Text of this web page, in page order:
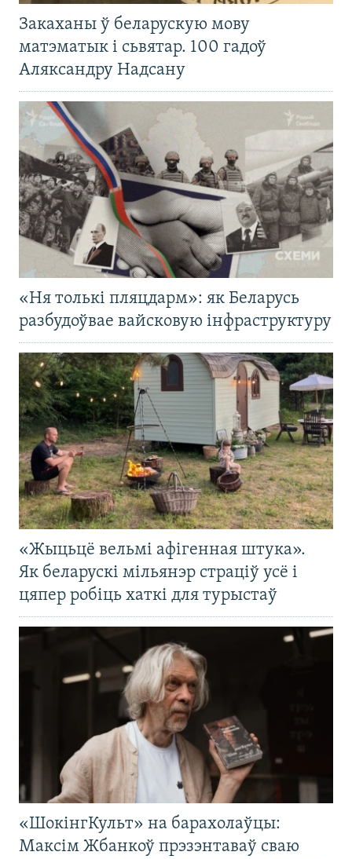
Закаханы ў беларускую мову
матэматык і сьвятар. 100 гадоў
Аляксандру Надсану
«Ня толькі пляцдарм»: як Беларусь
разбудоўвае вайсковую інфраструктуру
«Жыцьцё вельмі афігенная штука».
Як беларускі мільянэр страціў усё і
цяпер робіць хаткі для турыстаў
«ШокінгКульт» на барахолаўцы:
Максім Жбанкоў прэзэнтаваў сваю